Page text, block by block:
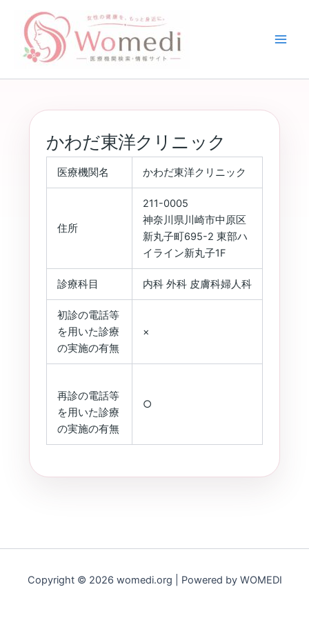
かわだ東洋クリニック
医療機関名 かわだ東洋クリニック
住所
211-0005
神奈川県川崎市中原区
新丸子町695-2 東部ハ
イライン新丸子1F
診療科目 内科 外科 皮膚科婦人科
初診の電話等
を用いた診療
の実施の有無
×
再診の電話等
を用いた診療
の実施の有無
○
Copyright © 2026 womedi.org | Powered by WOMEDI